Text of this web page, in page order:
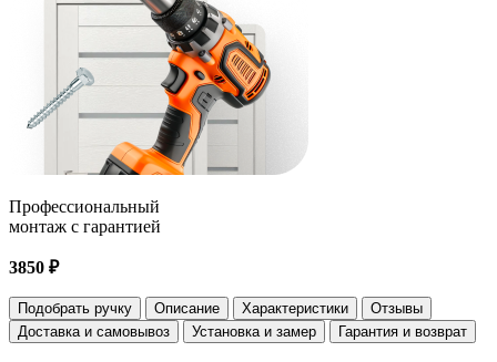
Профессиональный
монтаж с гарантией
3850 ₽
Подобрать ручку Описание Характеристики
Отзывы
Доставка и самовывоз
Установка и замер Гарантия и возврат